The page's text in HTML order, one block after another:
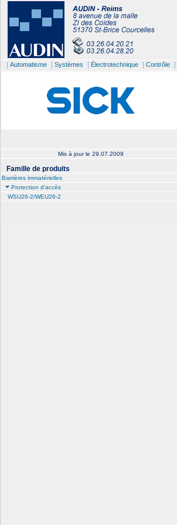
Automatisme Systèmes Électrotechnique Contrôle
Mis à jour le 29.07.2009
Famille de produits
Barrières immatérielles
Protection d'accès
WSU26-2/WEU26-2